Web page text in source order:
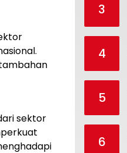
sektor
3
4
5
6